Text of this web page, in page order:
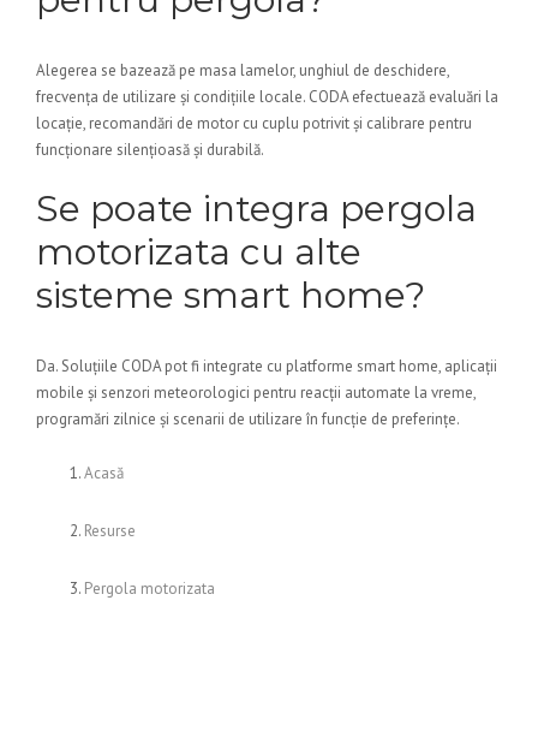
Alegerea se bazează pe masa lamelor, unghiul de deschidere,
frecvența de utilizare și condițiile locale. CODA efectuează evaluări la
locație, recomandări de motor cu cuplu potrivit și calibrare pentru
funcționare silențioasă și durabilă.
Se poate integra pergola
motorizata cu alte
sisteme smart home?
Da. Soluțiile CODA pot fi integrate cu platforme smart home, aplicații
mobile și senzori meteorologici pentru reacții automate la vreme,
programări zilnice și scenarii de utilizare în funcție de preferințe.
Acasă
Resurse
Pergola motorizata